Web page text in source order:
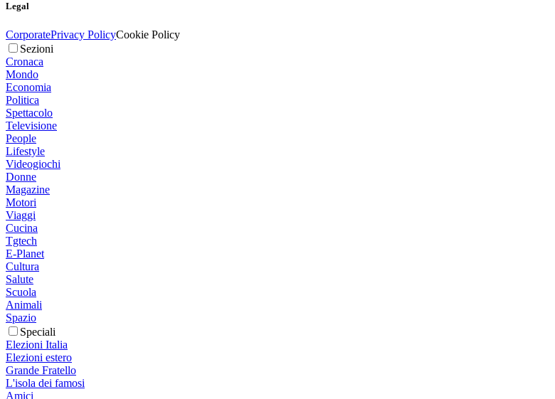
Legal
CorporatePrivacy PolicyCookie Policy
Sezioni
Cronaca
Mondo
Economia
Politica
Spettacolo
Televisione
People
Lifestyle
Videogiochi
Donne
Magazine
Motori
Viaggi
Cucina
Tgtech
E-Planet
Cultura
Salute
Scuola
Animali
Spazio
Speciali
Elezioni Italia
Elezioni estero
Grande Fratello
L'isola dei famosi
Amici